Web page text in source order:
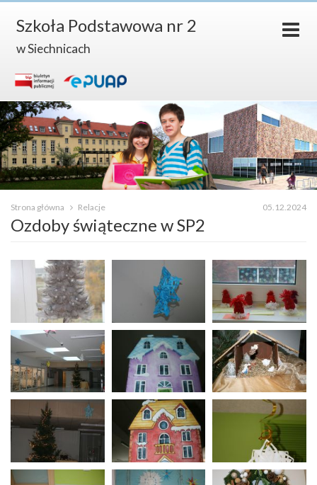
Szkoła Podstawowa nr 2
w Siechnicach
05.12.2024
Strona główna Relacje
Ozdoby świąteczne w SP2